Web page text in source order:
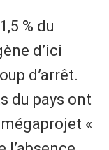
% du
d’ici
d’arrêt.
du pays ont
«